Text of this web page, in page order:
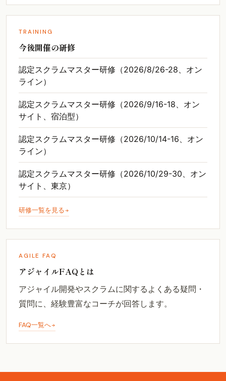
TRAINING
今後開催の研修
認定スクラムマスター研修（2026/8/26-28、オン
ライン）
認定スクラムマスター研修（2026/9/16-18、オン
サイト、宿泊型）
認定スクラムマスター研修（2026/10/14-16、オン
ライン）
認定スクラムマスター研修（2026/10/29-30、オン
サイト、東京）
研修一覧を見る
AGILE FAQ
アジャイルFAQとは
アジャイル開発やスクラムに関するよくある疑問・
質問に、経験豊富なコーチが回答します。
FAQ一覧へ